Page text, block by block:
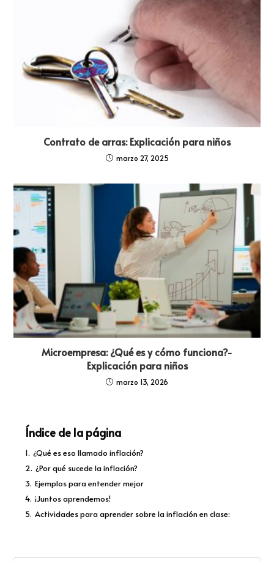
Contrato de arras: Explicación para niños
marzo 27, 2025
Microempresa: ¿Qué es y cómo funciona?-
Explicación para niños
marzo 13, 2026
Índice de la página
1. ¿Qué es eso llamado inflación?
2. ¿Por qué sucede la inflación?
3. Ejemplos para entender mejor
4. ¡Juntos aprendemos!
5. Actividades para aprender sobre la inflación en clase: